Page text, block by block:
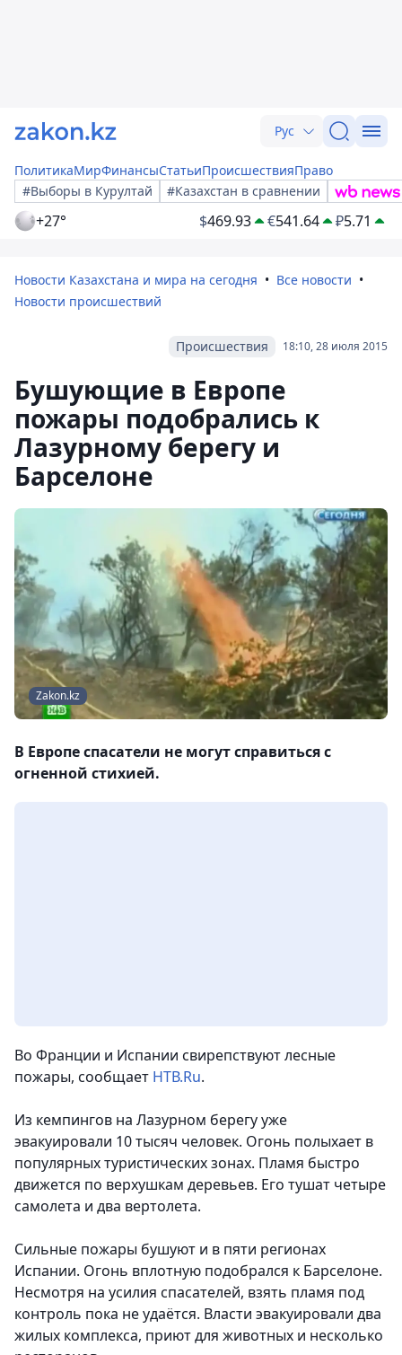
Рус
ПолитикаМирФинансыСтатьиПроисшествияПраво
#Выборы в Курултай
#Казахстан в сравнении
+27° $469.93 €541.64 ₽5.71
Новости Казахстана и мира на сегодня
Все новости
Новости происшествий
18:10, 28 июля 2015
Происшествия
Бушующие в Европе
пожары подобрались к
Лазурному берегу и
Барселоне
Zakon.kz
В Европе спасатели не могут справиться с
огненной стихией.
Во Франции и Испании свирепствуют лесные
пожары, сообщает НТВ.Ru.
Из кемпингов на Лазурном берегу уже
эвакуировали 10 тысяч человек. Огонь полыхает в
популярных туристических зонах. Пламя быстро
движется по верхушкам деревьев. Его тушат четыре
самолета и два вертолета.
Сильные пожары бушуют и в пяти регионах
Испании. Огонь вплотную подобрался к Барселоне.
Несмотря на усилия спасателей, взять пламя под
контроль пока не удаётся. Власти эвакуировали два
жилых комплекса, приют для животных и несколько